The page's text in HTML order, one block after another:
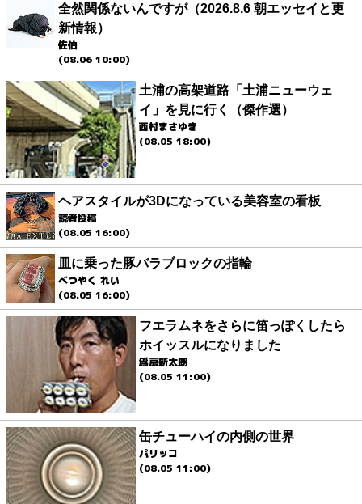
全然関係ないんですが（2026.8.6 朝エッセイと更
新情報）
佐伯
(08.06 10:00)
土浦の高架道路「土浦ニューウェ
イ」を見に行く（傑作選）
西村まさゆき
(08.05 18:00)
ヘアスタイルが3Dになっている美容室の看板
読者投稿
(08.05 16:00)
皿に乗った豚バラブロックの指輪
べつやく れい
(08.05 16:00)
フエラムネをさらに笛っぽくしたら
ホイッスルになりました
爲房新太朗
(08.05 11:00)
缶チューハイの内側の世界
パリッコ
(08.05 11:00)